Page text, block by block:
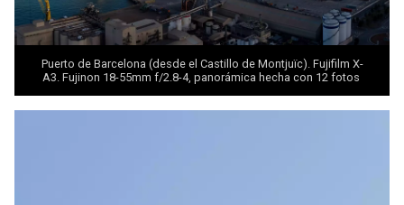
Puerto de Barcelona (desde el Castillo de Montjuïc). Fujifilm X-
A3. Fujinon 18-55mm f/2.8-4, panorámica hecha con 12 fotos